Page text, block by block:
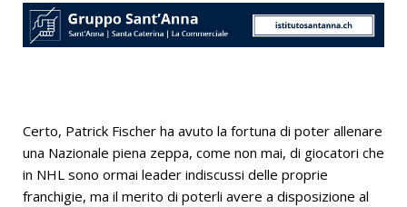
Certo, Patrick Fischer ha avuto la fortuna di poter allenare
una Nazionale piena zeppa, come non mai, di giocatori che
in NHL sono ormai leader indiscussi delle proprie
franchigie, ma il merito di poterli avere a disposizione al